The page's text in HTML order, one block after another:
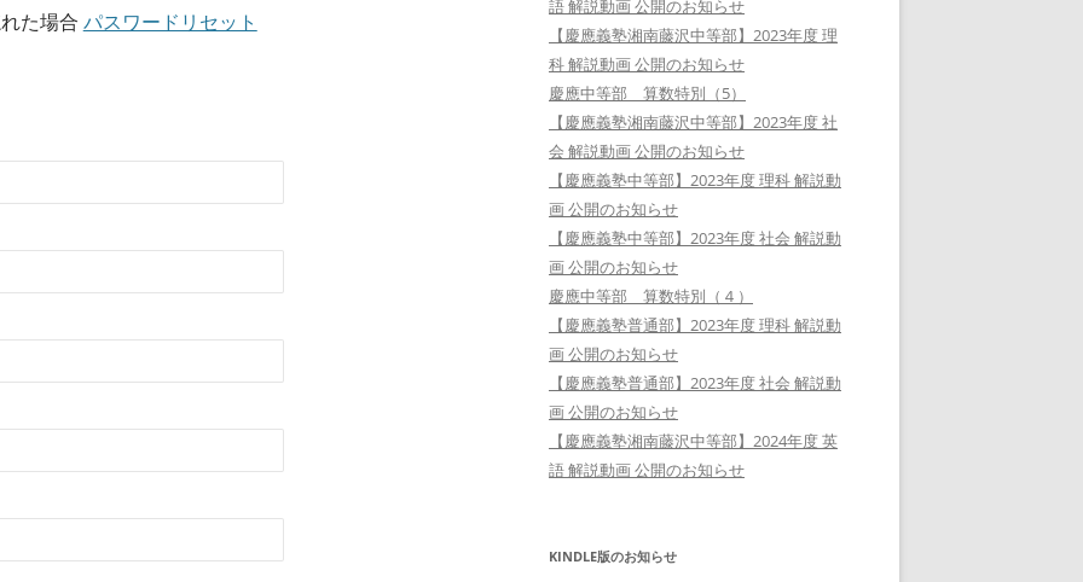
た場合 パスワードリセット
語 解説動画 公開のお知らせ
【慶應義塾湘南藤沢中等部】2023年度 理
科 解説動画 公開のお知らせ
慶應中等部 算数特別（5）
【慶應義塾湘南藤沢中等部】2023年度 社
会 解説動画 公開のお知らせ
【慶應義塾中等部】2023年度 理科 解説動
画 公開のお知らせ
【慶應義塾中等部】2023年度 社会 解説動
画 公開のお知らせ
慶應中等部 算数特別（４）
【慶應義塾普通部】2023年度 理科 解説動
画 公開のお知らせ
【慶應義塾普通部】2023年度 社会 解説動
画 公開のお知らせ
【慶應義塾湘南藤沢中等部】2024年度 英
語 解説動画 公開のお知らせ
KINDLE版のお知らせ